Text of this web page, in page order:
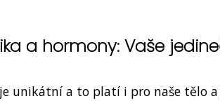
a hormony: Vaše
je unikátní a to platí i pro naše tělo